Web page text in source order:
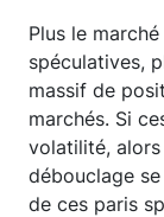
Plus le
spéculatives,
massif de
marchés. Si
volatilité,
débouclage
de ces paris